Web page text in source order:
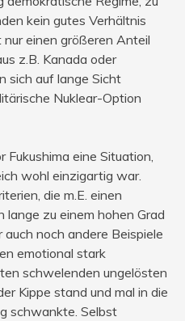
kein gutes Verhältnis
einen größeren Anteil
z.B. Kanada oder
sich auf lange Sicht
Nuklear-Option
eine Situation,
wohl einzigartig war.
die m.E. einen
lange zu einem hohen Grad
noch andere Beispiele
emotional stark
schwelenden ungelösten
Kippe stand und mal in die
schwankte. Selbst